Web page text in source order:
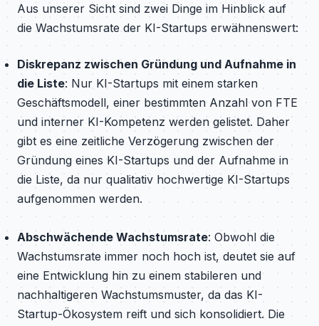
Aus unserer Sicht sind zwei Dinge im Hinblick auf
die Wachstumsrate der KI-Startups erwähnenswert:
Diskrepanz zwischen Gründung und Aufnahme in
die Liste: Nur KI-Startups mit einem starken
Geschäftsmodell, einer bestimmten Anzahl von FTE
und interner KI-Kompetenz werden gelistet. Daher
gibt es eine zeitliche Verzögerung zwischen der
Gründung eines KI-Startups und der Aufnahme in
die Liste, da nur qualitativ hochwertige KI-Startups
aufgenommen werden.
Abschwächende Wachstumsrate: Obwohl die
Wachstumsrate immer noch hoch ist, deutet sie auf
eine Entwicklung hin zu einem stabileren und
nachhaltigeren Wachstumsmuster, da das KI-
Startup-Ökosystem reift und sich konsolidiert. Die